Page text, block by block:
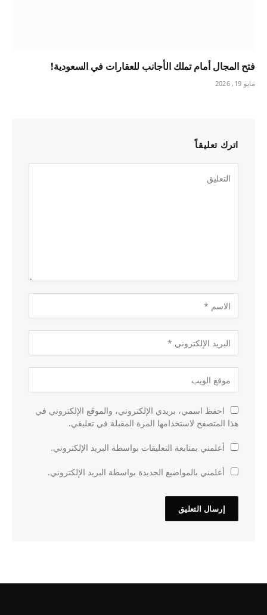
فتح المجال أمام تملك الأجانب للعقارات في السعودية!
مايو 19, 2026
اترك تعليقاً
احفظ اسمي، بريدي الإلكتروني، والموقع الإلكتروني في
هذا المتصفح لاستخدامها المرة المقبلة في تعليقي.
أعلمني بمتابعة التعليقات بواسطة البريد الإلكتروني.
أعلمني بالمواضيع الجديدة بواسطة البريد الإلكتروني.